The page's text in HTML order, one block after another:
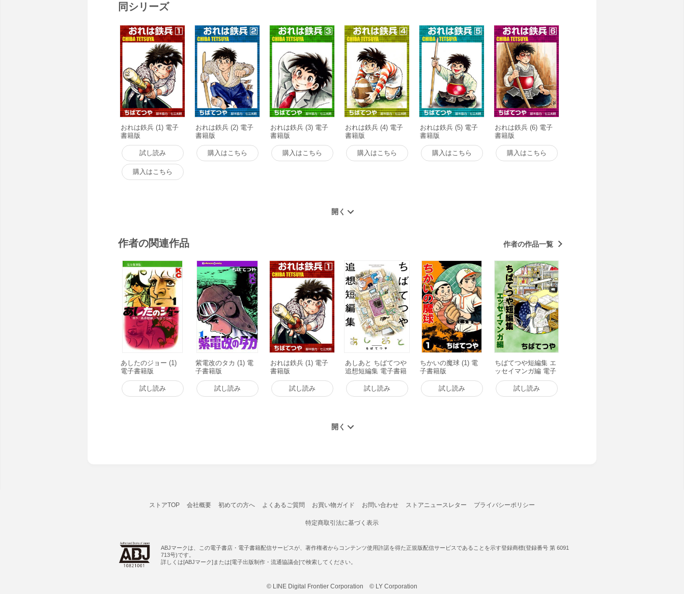
同シリーズ
おれは鉄兵 (1) 電子
書籍版
試し読み
購入はこちら
おれは鉄兵 (2) 電子
書籍版
購入はこちら
おれは鉄兵 (3) 電子
書籍版
購入はこちら
おれは鉄兵 (4) 電子
書籍版
購入はこちら
おれは鉄兵 (5) 電子
書籍版
購入はこちら
おれは鉄兵 (6) 電子
書籍版
購入はこちら
作者の関連作品 作者の作品一覧
あしたのジョー (1)
電子書籍版
試し読み
紫電改のタカ (1) 電
子書籍版
試し読み
おれは鉄兵 (1) 電子
書籍版
試し読み
あしあと ちばてつや
追想短編集 電子書籍
試し読み
ちかいの魔球 (1) 電
子書籍版
試し読み
ちばてつや短編集 エ
ッセイマンガ編 電子
書籍版
試し読み
ストアTOP 会社概要 初めての方へ よくあるご質問 お買い物ガイド お問い合わせ ストアニュースレター プライバシーポリシー
特定商取引法に基づく表示
ABJマークは、この電子書店・電子書籍配信サービスが、著作権者からコンテンツ使用許諾を得た正規版配信サービスであることを示す登録商標(登録番号 第 6091
713号)です。
詳しくは[ABJマーク]または[電子出版制作・流通協議会]で検索してください。
© LINE Digital Frontier Corporation © LY Corporation